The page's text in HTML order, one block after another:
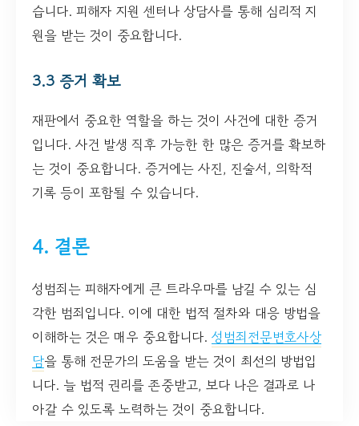
습니다. 피해자 지원 센터나 상담사를 통해 심리적 지
원을 받는 것이 중요합니다.
3.3 증거 확보
재판에서 중요한 역할을 하는 것이 사건에 대한 증거
입니다. 사건 발생 직후 가능한 한 많은 증거를 확보하
는 것이 중요합니다. 증거에는 사진, 진술서, 의학적
기록 등이 포함될 수 있습니다.
4. 결론
성범죄는 피해자에게 큰 트라우마를 남길 수 있는 심
각한 범죄입니다. 이에 대한 법적 절차와 대응 방법을
이해하는 것은 매우 중요합니다. 성범죄전문변호사상
담을 통해 전문가의 도움을 받는 것이 최선의 방법입
니다. 늘 법적 권리를 존중받고, 보다 나은 결과로 나
아갈 수 있도록 노력하는 것이 중요합니다.